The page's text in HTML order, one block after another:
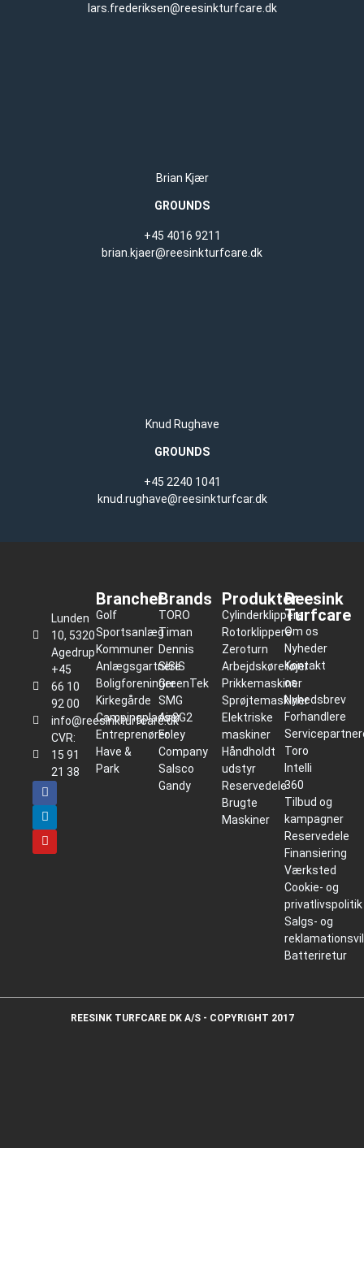
lars.frederiksen@reesinkturfcare.dk
Brian Kjær
GROUNDS
+45 4016 9211
brian.kjaer@reesinkturfcare.dk
Knud Rughave
GROUNDS
+45 2240 1041
knud.rughave@reesinkturfcar.dk
Lunden
10, 5320
Agedrup
+45
66 10
92 00
info@reesinkturfcare.dk
CVR:
15 91
21 38
Brancher
Golf
Sportsanlæg
Kommuner
Anlægsgartnere
Boligforeninger
Kirkegårde
Campingpladser
Entreprenører
Have &
Park
Brands
TORO
Timan
Dennis
SISIS
GreenTek
SMG
Air2G2
Foley
Company
Salsco
Gandy
Produkter
Cylinderklippere
Rotorklippere
Zeroturn
Arbejdskøretøjer
Prikkemaskiner
Sprøjtemaskiner
Elektriske
maskiner
Håndholdt
udstyr
Reservedele
Brugte
Maskiner
Reesink
Turfcare
Om os
Nyheder
Kontakt
os
Nyhedsbrev
Forhandlere
Toro
Intelli
360
Tilbud og
kampagner
Reservedele
Finansiering
Værksted
Cookie- og
privatlivspolitik
Salgs- og
Batteriretur
REESINK TURFCARE DK A/S - COPYRIGHT 2017